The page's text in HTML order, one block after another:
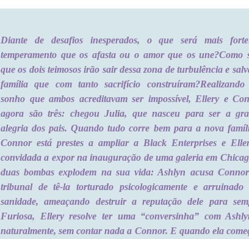
Diante de desafios inesperados, o que será mais
temperamento que os afasta ou o amor que os une?Como
que os dois teimosos irão sair dessa zona de turbulência e
família que com tanto sacrifício construíram?
sonho que ambos acreditavam ser impossível, Ellery e
agora são três: chegou Julia, que nasceu para ser a
alegria dos pais. Quando tudo corre bem para a nova
Connor está prestes a ampliar a Black Enterprises e
convidada a expor na inauguração de uma galeria em
duas bombas explodem na sua vida: Ashlyn acusa
tribunal de tê-la torturado psicologicamente e arruinado
sanidade, ameaçando destruir a reputação dele para
Furiosa, Ellery resolve ter uma “conversinha” com
naturalmente, sem contar nada a Connor. E quando ela